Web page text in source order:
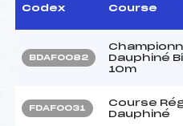
Codex Course
BDAF0082
Dauphiné
10m
FDAF0031
Course
Dauphiné